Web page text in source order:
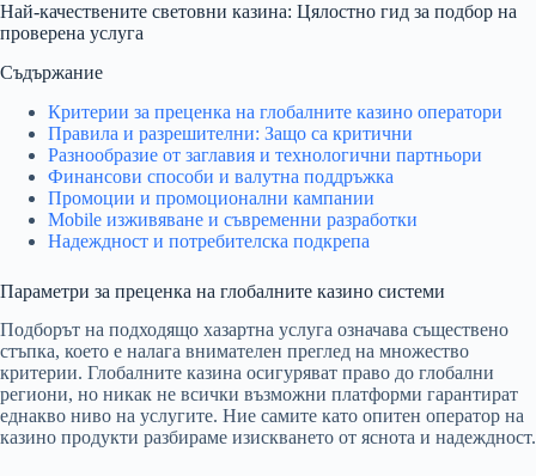
Най-качествените световни казина: Цялостно гид за подбор на
проверена услуга
Съдържание
Критерии за преценка на глобалните казино оператори
Правила и разрешителни: Защо са критични
Разнообразие от заглавия и технологични партньори
Финансови способи и валутна поддръжка
Промоции и промоционални кампании
Mobile изживяване и съвременни разработки
Надеждност и потребителска подкрепа
Параметри за преценка на глобалните казино системи
Подборът на подходящо хазартна услуга означава съществено
стъпка, което е налага внимателен преглед на множество
критерии. Глобалните казина осигуряват право до глобални
региони, но никак не всички възможни платформи гарантират
еднакво ниво на услугите. Ние самите като опитен оператор на
казино продукти разбираме изискването от яснота и надеждност.